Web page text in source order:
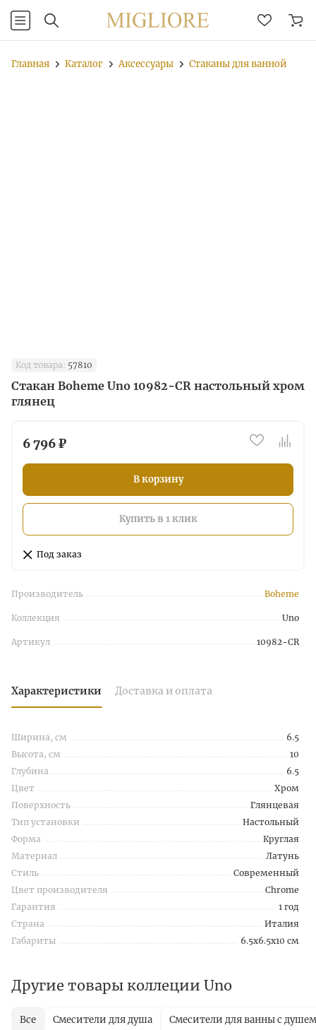
Главная Каталог Аксессуары Стаканы для ванной
Код товара: 57810
Стакан Boheme Uno 10982-CR настольный хром
глянец
6 796 ₽
В корзину
Купить в 1 клик
Под заказ
Производитель Boheme
Коллекция Uno
Артикул 10982-CR
Характеристики Доставка и оплата
Ширина, см
6.5
Высота, см
10
Глубина
6.5
Цвет
Хром
Поверхность
Глянцевая
Тип установки
Настольный
Форма
Круглая
Материал
Латунь
Стиль
Современный
Цвет производителя
Chrome
Гарантия
1 год
Страна
Италия
Габариты
6.5x6.5x10 см
Другие товары коллеции Uno
Все Смесители для душа Смесители для ванны с душем